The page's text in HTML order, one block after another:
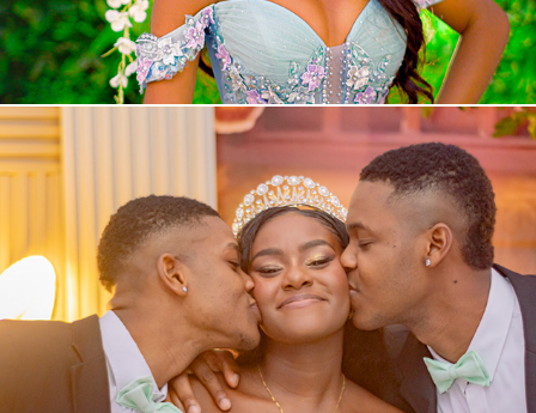
XV Wilenny